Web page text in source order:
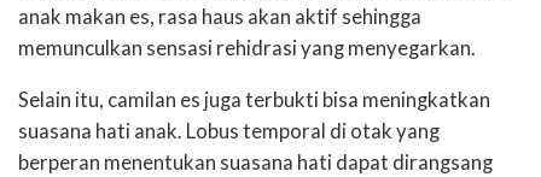
anak makan es, rasa haus akan aktif sehingga
memunculkan sensasi rehidrasi yang menyegarkan.
Selain itu, camilan es juga terbukti bisa meningkatkan
suasana hati anak. Lobus temporal di otak yang
berperan menentukan suasana hati dapat dirangsang